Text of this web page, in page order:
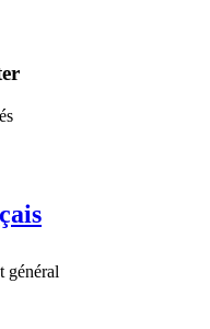
général